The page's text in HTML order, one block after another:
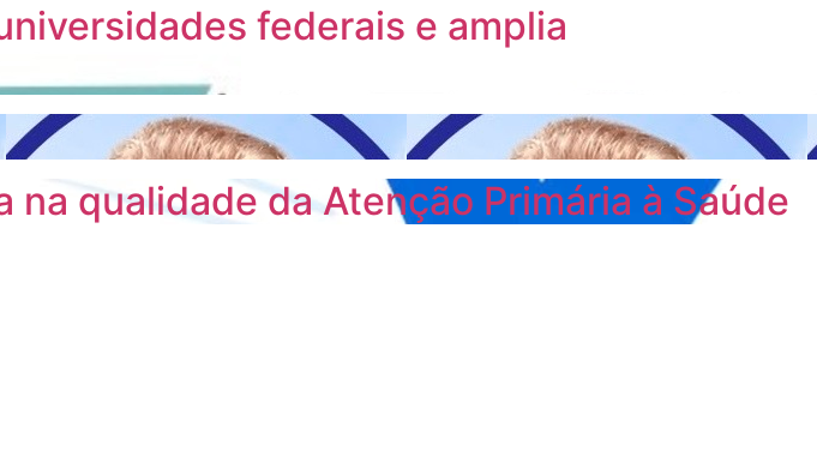
federais e amplia
qualidade da Atenção Primária à Saúde